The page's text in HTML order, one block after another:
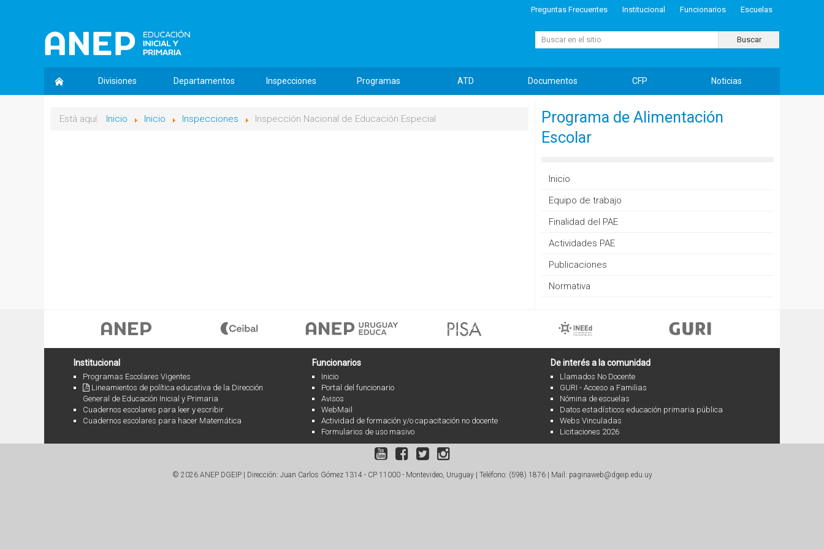
Preguntas Frecuentes Institucional Funcionarios Escuelas
Buscar... Buscar
Divisiones Departamentos Inspecciones Programas ATD Documentos CFP Noticias
Está aquí: Inicio Inicio Inspecciones Inspección Nacional de Educación Especial
Programa de Alimentación
Escolar
Inicio
Equipo de trabajo
Finalidad del PAE
Actividades PAE
Publicaciones
Normativa
Institucional
Programas Escolares Vigentes
Lineamientos de política educativa de la Dirección
General de Educación Inicial y Primaria
Cuadernos escolares para leer y escribir
Cuadernos escolares para hacer Matemática
Funcionarios
Inicio
Portal del funcionario
Avisos
WebMail
Actividad de formación y/o capacitación no docente
Formularios de uso masivo
De interés a la comunidad
Llamados No Docente
GURI - Acceso a Familias
Nómina de escuelas
Datos estadísticos educación primaria pública
Webs Vinculadas
Licitaciones 2026
© 2026 ANEP DGEIP | Dirección: Juan Carlos Gómez 1314 - CP 11000 - Montevideo, Uruguay | Teléfono: (598) 1876 Mail: paginaweb@dgeip.edu.uy